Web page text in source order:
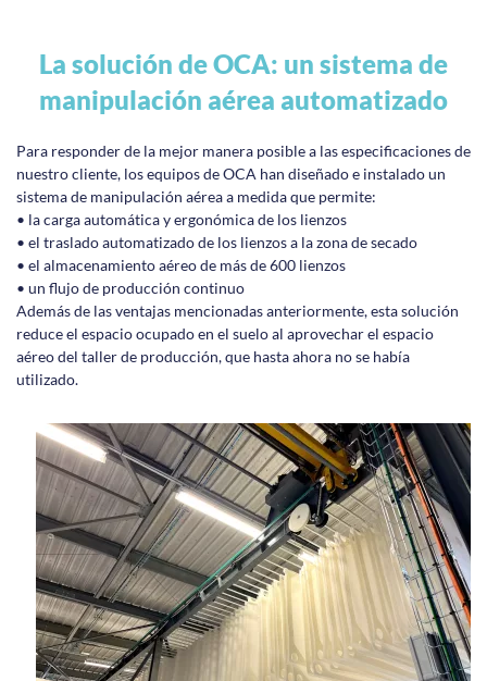
La solución de OCA: un sistema de
manipulación aérea automatizado
Para responder de la mejor manera posible a las especificaciones de
nuestro cliente, los equipos de OCA han diseñado e instalado un
sistema de manipulación aérea a medida que permite:
• la carga automática y ergonómica de los lienzos
• el traslado automatizado de los lienzos a la zona de secado
• el almacenamiento aéreo de más de 600 lienzos
• un flujo de producción continuo
Además de las ventajas mencionadas anteriormente, esta solución
reduce el espacio ocupado en el suelo al aprovechar el espacio
aéreo del taller de producción, que hasta ahora no se había
utilizado.